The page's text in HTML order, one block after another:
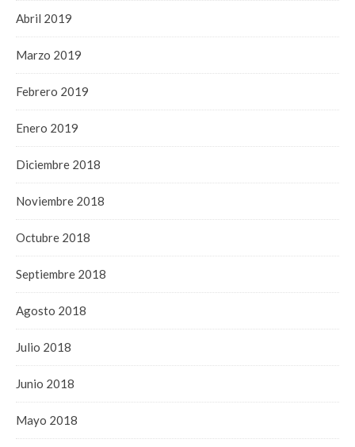
Abril 2019
Marzo 2019
Febrero 2019
Enero 2019
Diciembre 2018
Noviembre 2018
Octubre 2018
Septiembre 2018
Agosto 2018
Julio 2018
Junio 2018
Mayo 2018